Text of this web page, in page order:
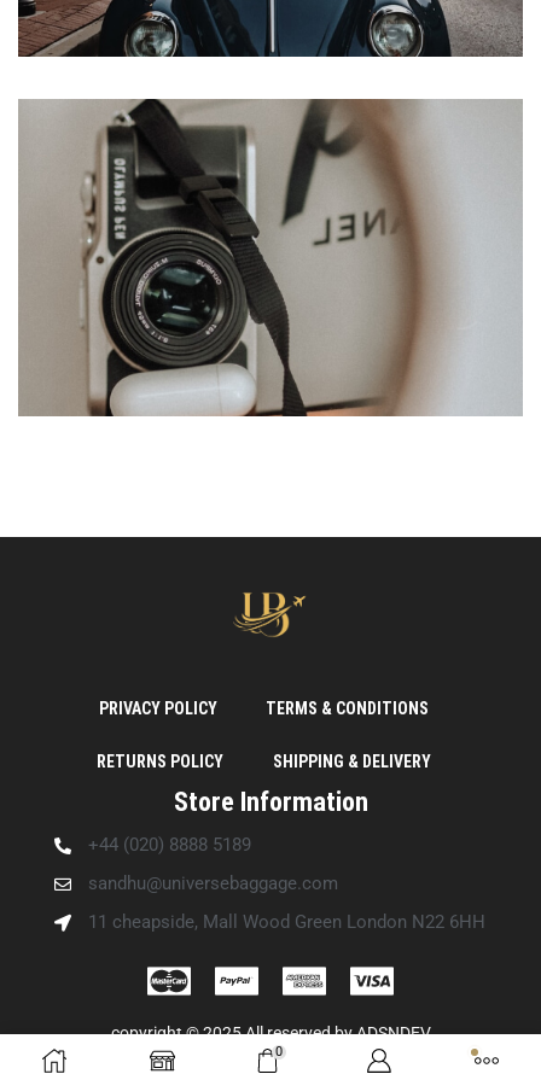
PRIVACY POLICY TERMS & CONDITIONS
RETURNS POLICY SHIPPING & DELIVERY
Store Information
+44 (020) 8888 5189
sandhu@universebaggage.com
11 cheapside, Mall Wood Green London N22 6HH
copyright © 2025 All reserved byADSNDEV
0